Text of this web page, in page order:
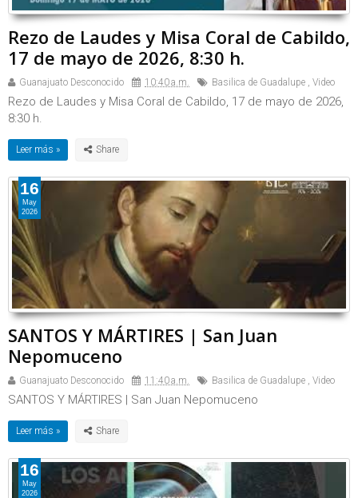
Rezo de Laudes y Misa Coral de Cabildo,
17 de mayo de 2026, 8:30 h.
Guanajuato Desconocido 10:40 a.m. Basilica de Guadalupe , Video
Rezo de Laudes y Misa Coral de Cabildo, 17 de mayo de 2026,
8:30 h.
Leer más »
SANTOS Y MÁRTIRES | San Juan
Nepomuceno
Guanajuato Desconocido 11:40 a.m. Basilica de Guadalupe , Video
SANTOS Y MÁRTIRES | San Juan Nepomuceno
Leer más »
16
May
2026
16
May
2026